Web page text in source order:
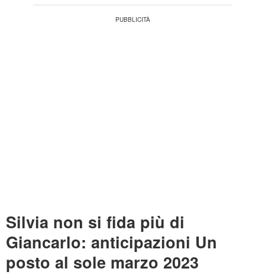
Silvia non si fida più di
Giancarlo: anticipazioni Un
posto al sole marzo 2023